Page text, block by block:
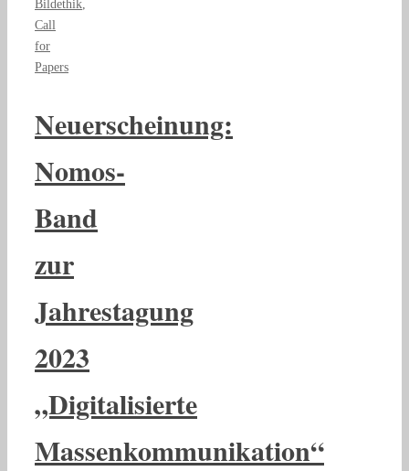
Bildethik
Call
for
Papers
Neuerscheinung:
Nomos-
Band
zur
Jahrestagung
2023
„Digitalisierte
Massenkommunikation“